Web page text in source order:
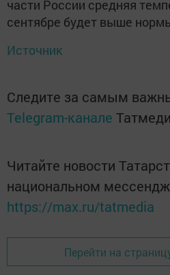
части России средняя
сентябре будет выше
Источник
Следите за самым
Telegram-канале
Читайте новости
национальном
https://max.ru/tatmedia
Перейти на